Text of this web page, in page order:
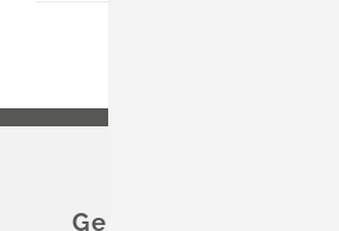
Gemeinschaftsschule